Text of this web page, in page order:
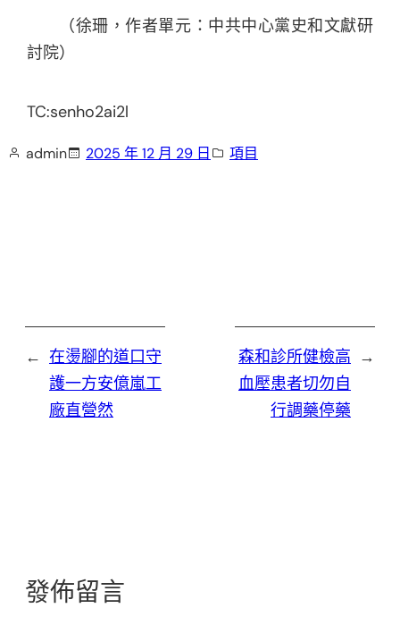
（徐珊，作者單元：中共中心黨史和文獻研
討院）
TC:senho2ai2l
admin 2025 年 12 月 29 日 項目
← 在燙腳的道口守
護一方安億嵐工
廠直營然
→
森和診所健檢高
血壓患者切勿自
行調藥停藥
發佈留言